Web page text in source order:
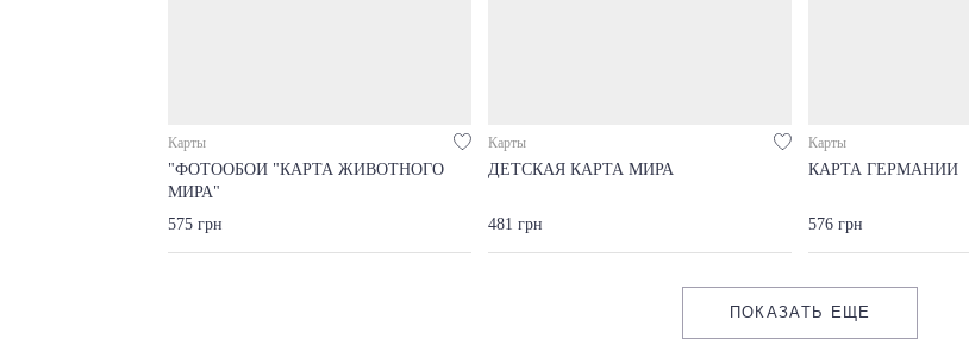
Карты
"ФОТООБОИ "КАРТА ЖИВОТНОГО
МИРА"
575 грн
Карты
ДЕТСКАЯ КАРТА МИРА
481 грн
Карты
КАРТА ГЕРМАНИИ
576 грн
ПОКАЗАТЬ ЕЩЕ